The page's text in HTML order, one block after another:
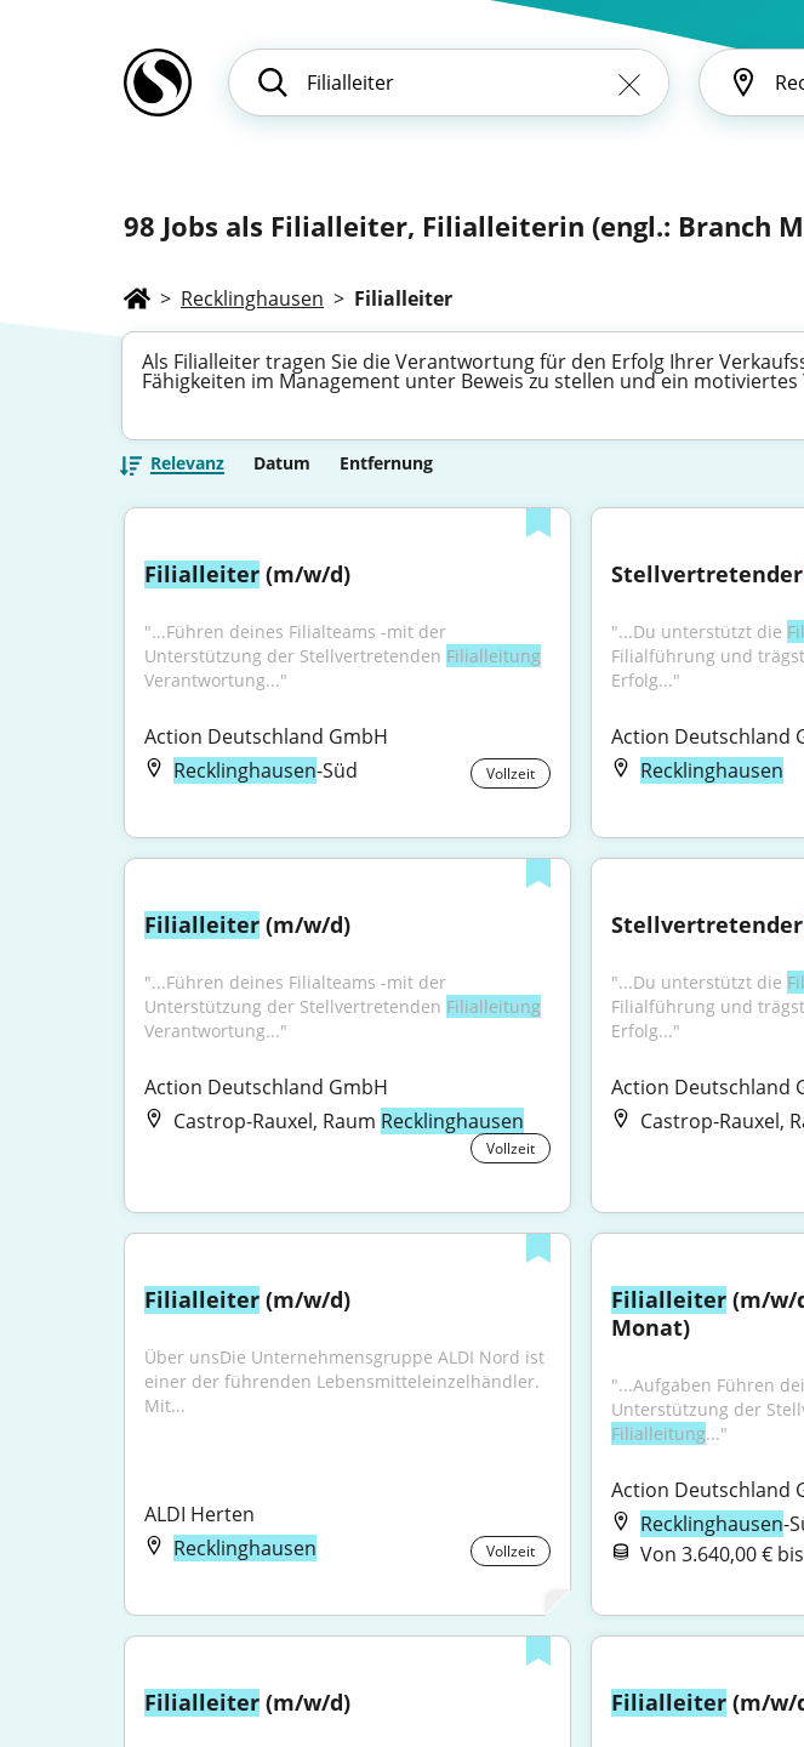
98 Jobs als Filialleiter, Filialleiterin (engl.: Branch
> Recklinghausen > Filialleiter
Als Filialleiter tragen Sie die Verantwortung für den Erfolg Ihrer
Fähigkeiten im Management unter Beweis zu stellen und ein motiviertes
Relevanz Datum Entfernung
Filialleiter (m/w/d)
"...Führen deines Filialteams -mit der
Unterstützung der Stellvertretenden Filialleitung
Verantwortung..."
Action Deutschland GmbH
Recklinghausen-Süd Vollzeit
Stellvertretender
"...Du unterstützt die
Filialführung und
Erfolg..."
Action Deutschland
Recklinghausen
Filialleiter (m/w/d)
"...Führen deines Filialteams -mit der
Unterstützung der Stellvertretenden Filialleitung
Verantwortung..."
Action Deutschland GmbH
Castrop-Rauxel, Raum Recklinghausen
Vollzeit
Stellvertretender
"...Du unterstützt die
Filialführung und
Erfolg..."
Action Deutschland
Castrop-Rauxel,
Filialleiter (m/w/d)
Über unsDie Unternehmensgruppe ALDI Nord ist
einer der führenden Lebensmitteleinzelhändler.
Mit...
ALDI Herten
Recklinghausen
Vollzeit
Filialleiter (m/w/
Monat)
"...Aufgaben Führen
Filialleitung..."
Action Deutschland
Recklinghausen-
Von 3.640,00 €
Filialleiter (m/w/d) Filialleiter (m/w/